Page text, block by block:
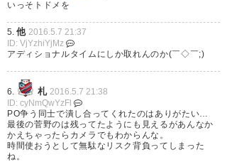
いっそトドメを
5. 他 2016.5.7 21:37
ID: VjYzhiYjMz
アディショナルタイムにしか取れんのか(￣◇￣;)
6. 札 2016.5.7 21:38
ID: cyNmQwYzFl
PO争う同士で潰し合ってくれたのはありがたい…
最後の菅野のは残ってたようにも見えるがあんなか
かえちゃったらカメラでもわからんな。
時間使おうとして無駄なリスク背負ってしまった
ね。